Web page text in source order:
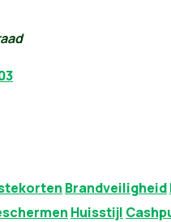
Brandveiligheid
Huisstijl